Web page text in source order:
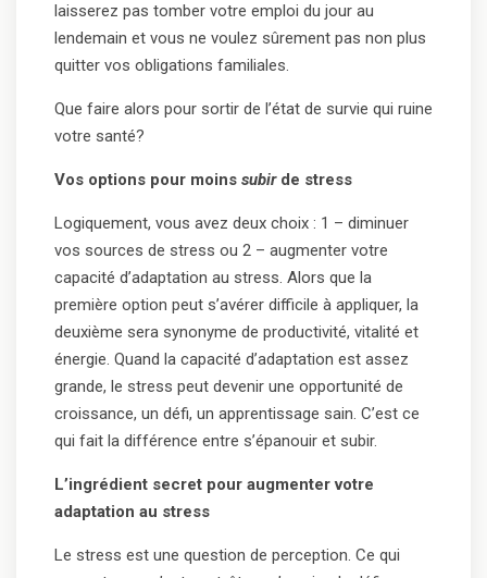
laisserez pas tomber votre emploi du jour au
lendemain et vous ne voulez sûrement pas non plus
quitter vos obligations familiales.
Que faire alors pour sortir de l’état de survie qui ruine
votre santé?
Vos options pour moins subirde stress
Logiquement, vous avez deux choix : 1 – diminuer
vos sources de stress ou 2 – augmenter votre
capacité d’adaptation au stress. Alors que la
première option peut s’avérer difficile à appliquer, la
deuxième sera synonyme de productivité, vitalité et
énergie. Quand la capacité d’adaptation est assez
grande, le stress peut devenir une opportunité de
croissance, un défi, un apprentissage sain. C’est ce
qui fait la différence entre s’épanouir et subir.
L’ingrédient secret pour augmenter votre
adaptation au stress
Le stress est une question de perception. Ce qui